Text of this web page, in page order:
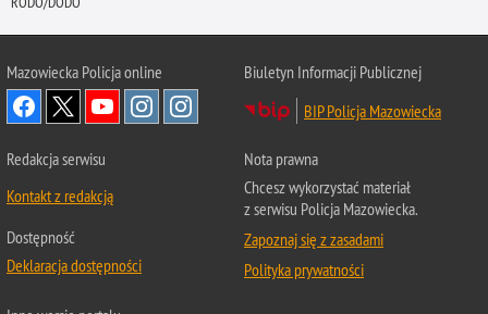
Mazowiecka Policja online
Biuletyn Informacji Publicznej
BIP Policja Mazowiecka
Redakcja serwisu
Kontakt z redakcją
Dostępność
Deklaracja dostępności
Nota prawna
Chcesz wykorzystać materiał
z serwisu Policja Mazowiecka.
Zapoznaj się z zasadami
Polityka prywatności